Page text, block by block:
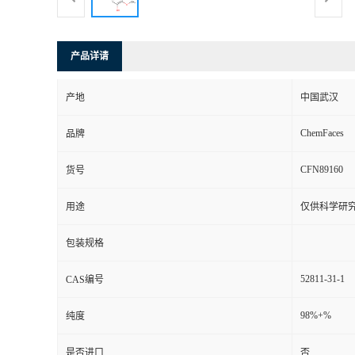
产品详请
产地 中国武汉
品牌 ChemFaces
货号 CFN89160
用途 仅供科学研
包装规格
CAS编号 52811-31-1
纯度 98%+%
是否进口 否